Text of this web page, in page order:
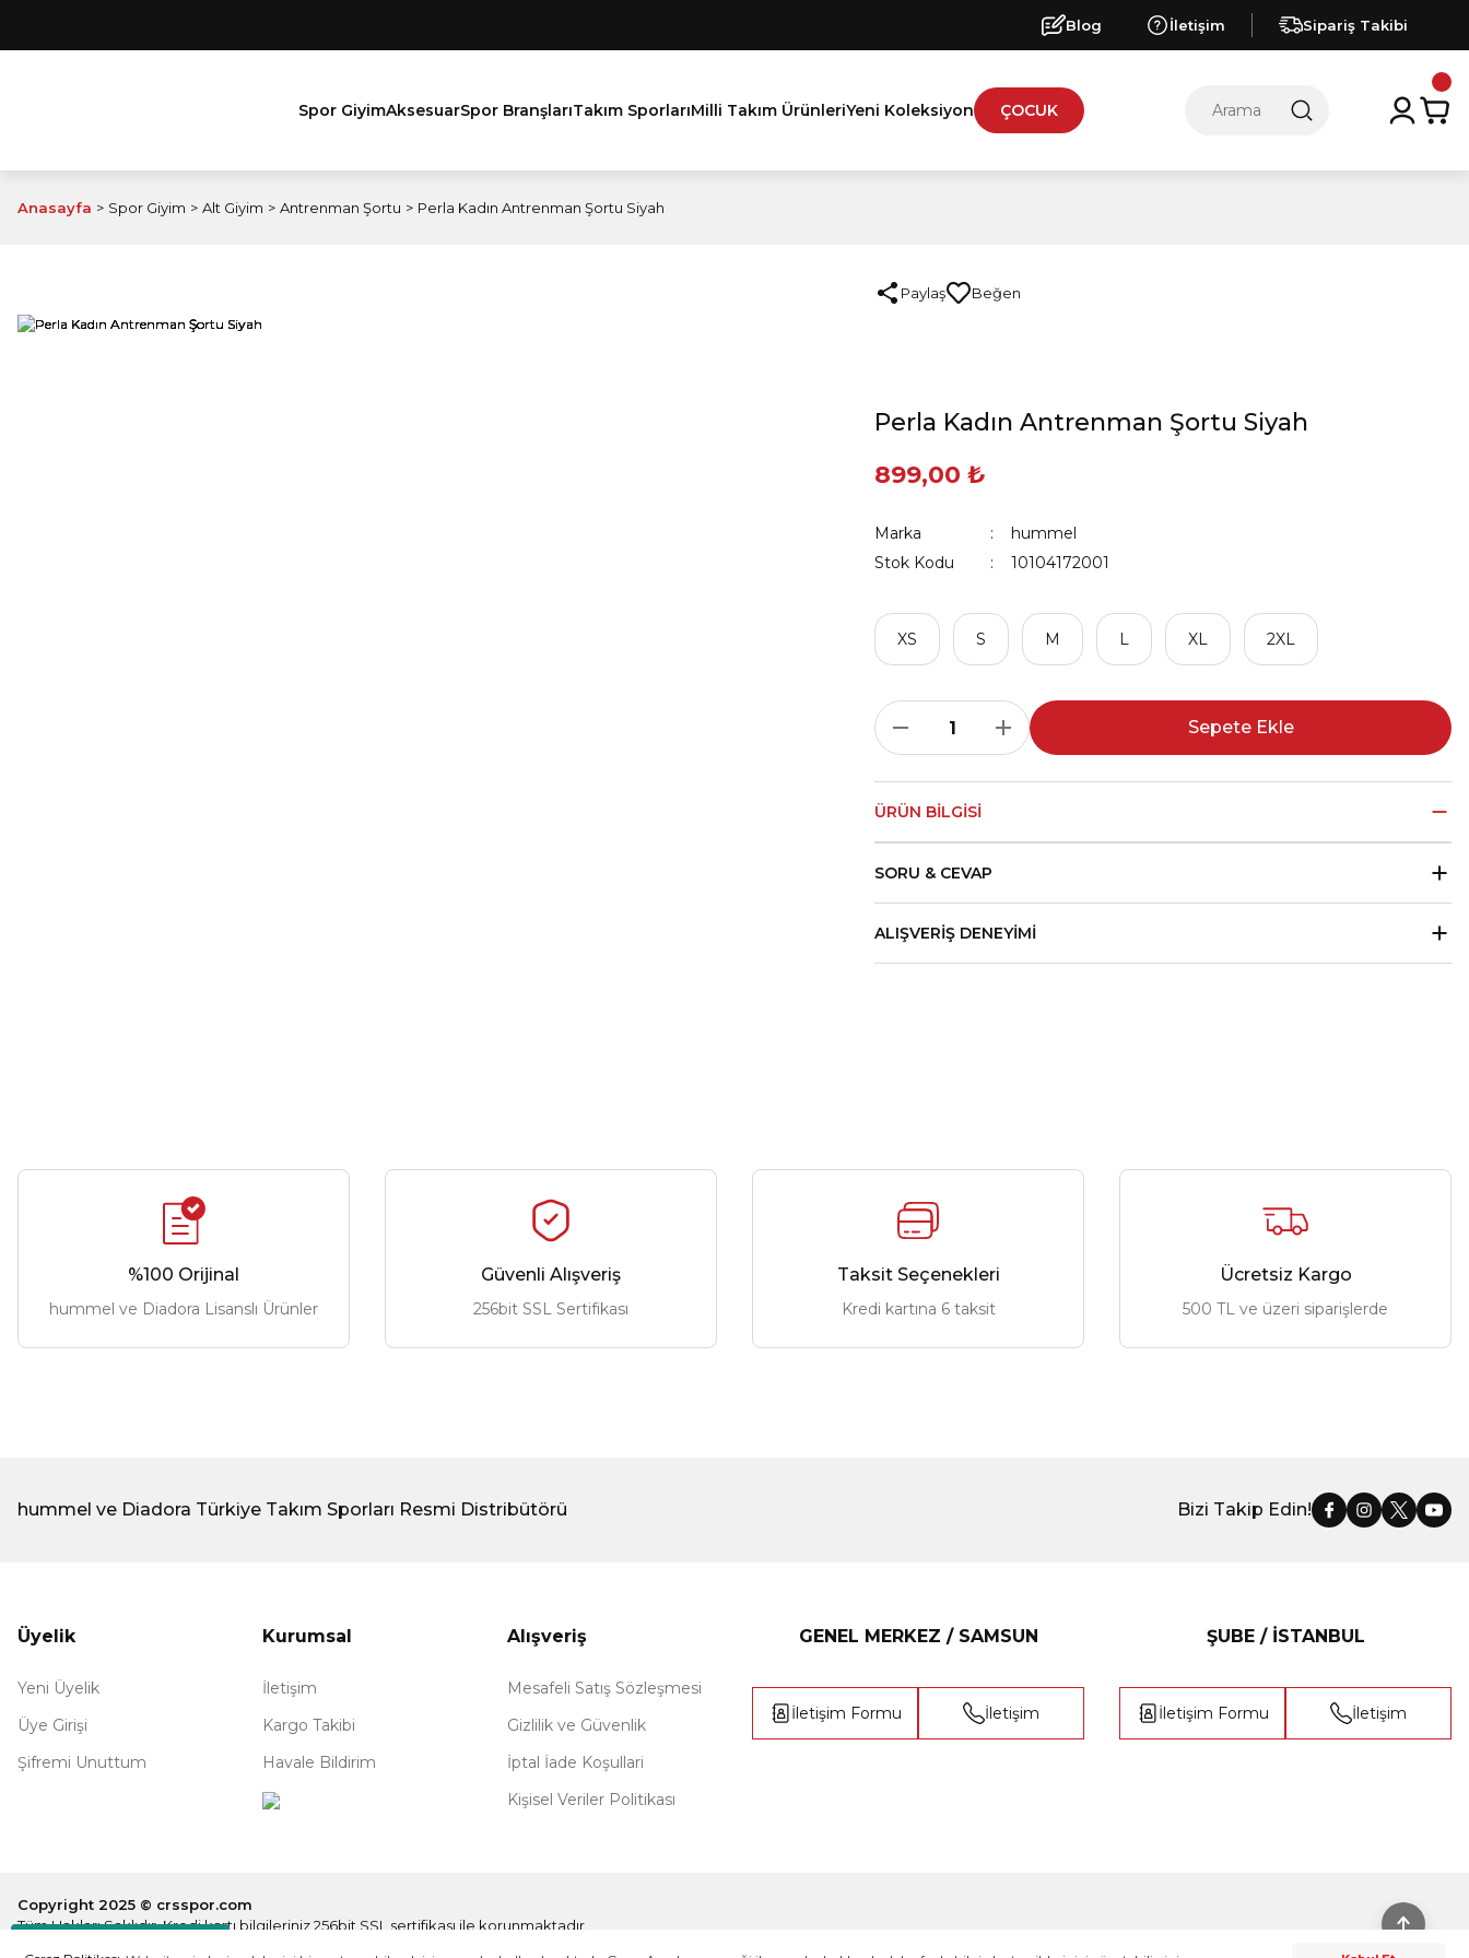
Destek Hattı
Blog İletişim Sipariş Takibi
Spor GiyimAksesuarSpor BranşlarıTakım SporlarıMilli Takım ÜrünleriYeni Koleksiyon ÇOCUK
Anasayfa Spor Giyim Alt Giyim Antrenman Şortu Perla Kadın Antrenman Şortu Siyah
Paylaş
Perla Kadın Antrenman Şortu Siyah
899,00 ₺
Marka
hummel
Stok Kodu
10104172001
XS S M L XL 2XL
Sepete Ekle
ÜRÜN BILGISI
SORU & CEVAP
ALIŞVERIŞ DENEYIMI
%100 Orijinal
hummel ve Diadora Lisanslı Ürünler
Güvenli Alışveriş
256bit SSL Sertifikası
Taksit Seçenekleri
Kredi kartına 6 taksit
Ücretsiz Kargo
500 TL ve üzeri siparişlerde
hummel ve Diadora Türkiye Takım Sporları Resmi Distribütörü Bizi Takip Edin!
Üyelik
Yeni Üyelik
Üye Girişi
Şifremi Unuttum
Kurumsal
İletişim
Kargo Takibi
Havale Bildirim
Alışveriş
Mesafeli Satış Sözleşmesi
Gizlilik ve Güvenlik
İptal İade Koşullari
Kişisel Veriler Politikası
GENEL MERKEZ / SAMSUN
İletişim Formu İletişim
ŞUBE / İSTANBUL
İletişim Formu İletişim
Copyright 2025 © crsspor.com
Tüm Hakları Saklıdır. Kredi kartı bilgileriniz 256bit SSL sertifikası ile korunmaktadır.